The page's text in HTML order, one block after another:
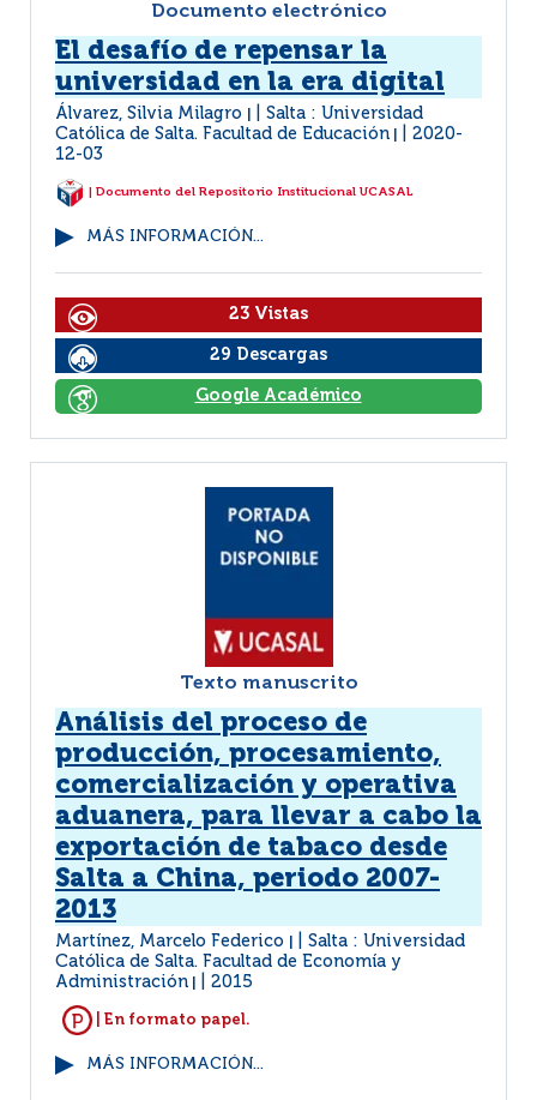
Documento electrónico
El desafío de repensar la
universidad en la era digital
Álvarez, Silvia Milagro
Salta : Universidad
Católica de Salta. Facultad de Educación
2020-
12-03
| Documento del Repositorio Institucional UCASAL
MÁS INFORMACIÓN...
23 Vistas
29 Descargas
Google Académico
Texto manuscrito
Análisis del proceso de
producción, procesamiento,
comercialización y operativa
aduanera, para llevar a cabo la
exportación de tabaco desde
Salta a China, periodo 2007-
2013
Martínez, Marcelo Federico
Salta : Universidad
Católica de Salta. Facultad de Economía y
Administración
2015
| En formato papel.
MÁS INFORMACIÓN...